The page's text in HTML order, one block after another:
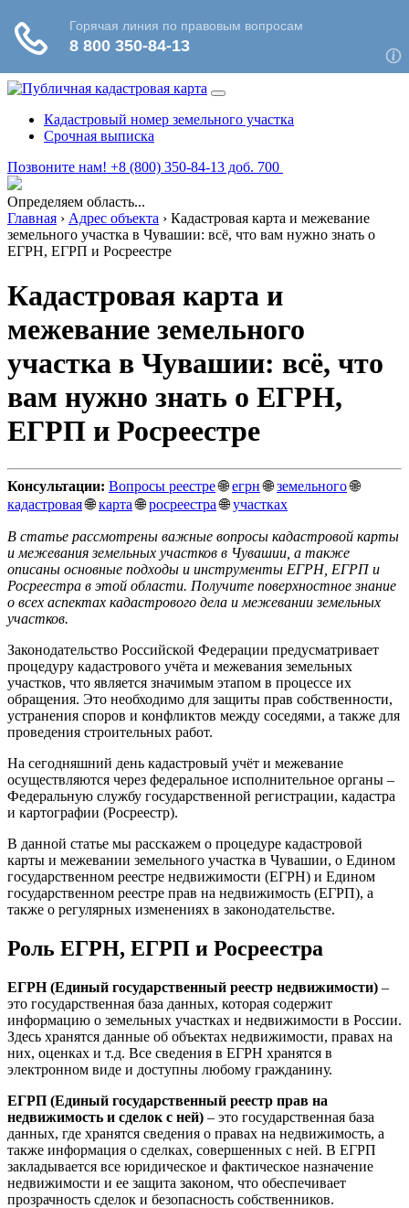
Кадастровый номер земельного участка
Срочная выписка
Позвоните нам! +8 (800) 350-84-13 доб. 700
Определяем область...
Главная › Адрес объекта › Кадастровая карта и межевание
земельного участка в Чувашии: всё, что вам нужно знать о
ЕГРН, ЕГРП и Росреестре
Кадастровая карта и
межевание земельного
участка в Чувашии: всё, что
вам нужно знать о ЕГРН,
ЕГРП и Росреестре
Консультации: Вопросы реестре🌐егрн🌐земельного🌐
кадастровая🌐карта🌐росреестра🌐участках
В статье рассмотрены важные вопросы кадастровой карты
и межевания земельных участков в Чувашии, а также
описаны основные подходы и инструменты ЕГРН, ЕГРП и
Росреестра в этой области. Получите поверхностное знание
о всех аспектах кадастрового дела и межевании земельных
участков.
Законодательство Российской Федерации предусматривает
процедуру кадастрового учёта и межевания земельных
участков, что является значимым этапом в процессе их
обращения. Это необходимо для защиты прав собственности,
устранения споров и конфликтов между соседями, а также для
проведения строительных работ.
На сегодняшний день кадастровый учёт и межевание
осуществляются через федеральное исполнительное органы –
Федеральную службу государственной регистрации, кадастра
и картографии (Росреестр).
В данной статье мы расскажем о процедуре кадастровой
карты и межевании земельного участка в Чувашии, о Едином
государственном реестре недвижимости (ЕГРН) и Едином
государственном реестре прав на недвижимость (ЕГРП), а
также о регулярных изменениях в законодательстве.
Роль ЕГРН, ЕГРП и Росреестра
ЕГРН (Единый государственный реестр недвижимости) –
это государственная база данных, которая содержит
информацию о земельных участках и недвижимости в России.
Здесь хранятся данные об объектах недвижимости, правах на
них, оценках и т.д. Все сведения в ЕГРН хранятся в
электронном виде и доступны любому гражданину.
ЕГРП (Единый государственный реестр прав на
недвижимость и сделок с ней) – это государственная база
данных, где хранятся сведения о правах на недвижимость, а
также информация о сделках, совершенных с ней. В ЕГРП
закладывается все юридическое и фактическое назначение
недвижимости и ее защита законом, что обеспечивает
прозрачность сделок и безопасность собственников.